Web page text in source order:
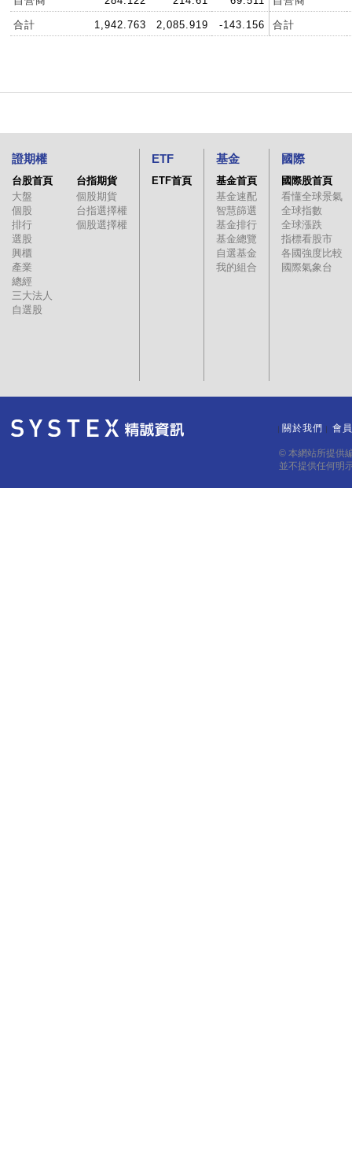
合計 1,942.763 2,085.919 -143.156 合計
證期權
台股首頁
大盤
個股
排行
選股
興櫃
產業
總經
三大法人
自選股
台指期貨
個股期貨
台指選擇權
個股選擇權
ETF
ETF首頁
基金
基金首頁
基金速配
智慧篩選
基金排行
基金總覽
自選基金
我的組合
國際
國際股首頁
看懂全球景氣
全球指數
全球漲跌
指標看股市
各國強度比較
國際氣象台
關於我們 會
© 本網站所提供
並不提供任何明